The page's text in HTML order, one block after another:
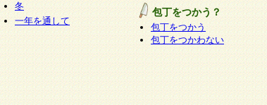
冬
一年を通して
包丁をつかう？
包丁をつかう
包丁をつかわない